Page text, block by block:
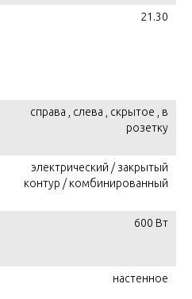
21.30
справа , слева , скрытое , в
розетку
электрический / закрытый
контур / комбинированный
600 Вт
настенное